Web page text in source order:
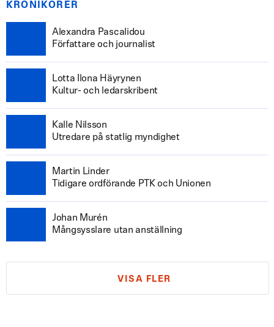
KRÖNIKÖRER
Alexandra Pascalidou
Författare och journalist
Lotta Ilona Häyrynen
Kultur- och ledarskribent
Kalle Nilsson
Utredare på statlig myndighet
Martin Linder
Tidigare ordförande PTK och Unionen
Johan Murén
Mångsysslare utan anställning
VISA FLER